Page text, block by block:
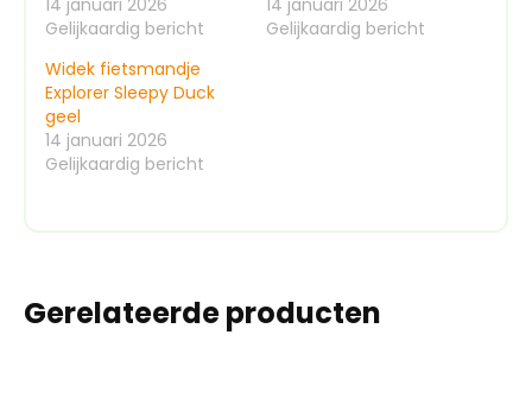
Gelijkaardig bericht
Gelijkaardig bericht
Widek fietsmandje
Explorer Sleepy Duck
geel
14 januari 2026
Gelijkaardig bericht
Gerelateerde producten